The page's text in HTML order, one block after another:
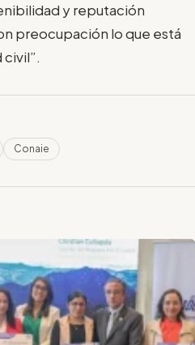
y reputación
preocupación lo que está
Conaie